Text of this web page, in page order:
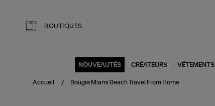
BOUTIQUES
NOUVEAUTÉS CRÉATEURS VÊTEMENTS
Accueil Bougie Miami Beach Travel From Home